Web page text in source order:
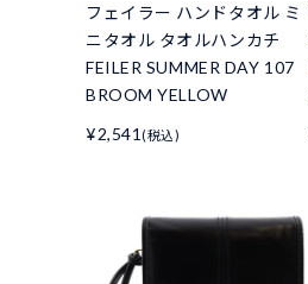
フェイラー ハンドタオル ミ
ニタオル タオルハンカチ
FEILER SUMMER DAY 107
BROOM YELLOW
¥2,541 (税込)